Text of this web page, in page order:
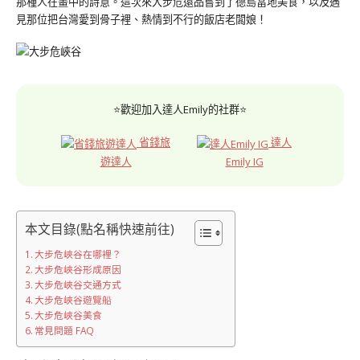
見那位把台灣愛到骨子裡、熱情到不行的飯店老闆娘！
⭐歡迎加入達人Emily的社群⭐
省錢旅
遊達人
達人
Emily IG
本文目錄(點名稱快速前往)
大步危峽谷在哪裡？
大步危峽谷形成原因
大步危峽谷交通方式
大步危峽谷遊覽船
大步危峽谷美食
常見問題 FAQ